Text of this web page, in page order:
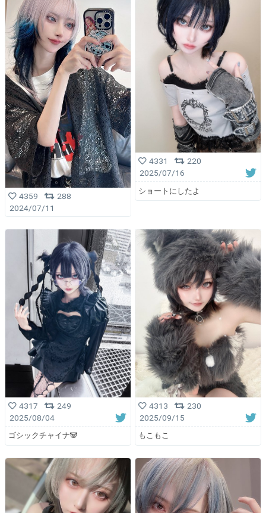
4359
288
2024/07/11
4331
220
2025/07/16
ショートにしたよ
4317
249
2025/08/04
ゴシックチャイナ🐼
4313
230
2025/09/15
もこもこ